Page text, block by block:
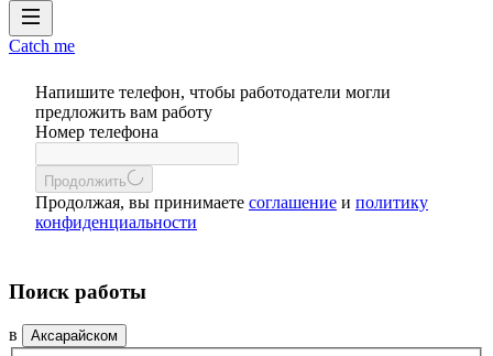
Catch me
Напишите телефон, чтобы работодатели могли
предложить вам работу
Номер телефона
Продолжить
Продолжая, вы принимаете соглашение и политику
конфиденциальности
Поиск работы
в Аксарайском